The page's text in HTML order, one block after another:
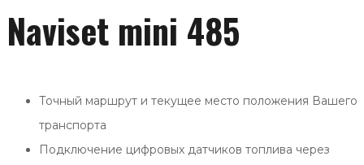
Naviset mini 485
Точный маршрут и текущее место положения Вашего
транспорта
Подключение цифровых датчиков топлива через